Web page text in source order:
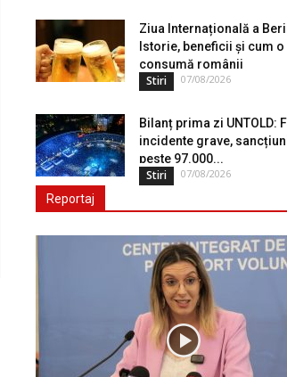
Ziua Internațională a
Istorie, beneficii și cum o
consumă românii
Stiri 07/08/2026
Bilanț prima zi UNTOLD:
incidente grave,
peste 97.000...
Stiri 07/08/2026
Reportaj